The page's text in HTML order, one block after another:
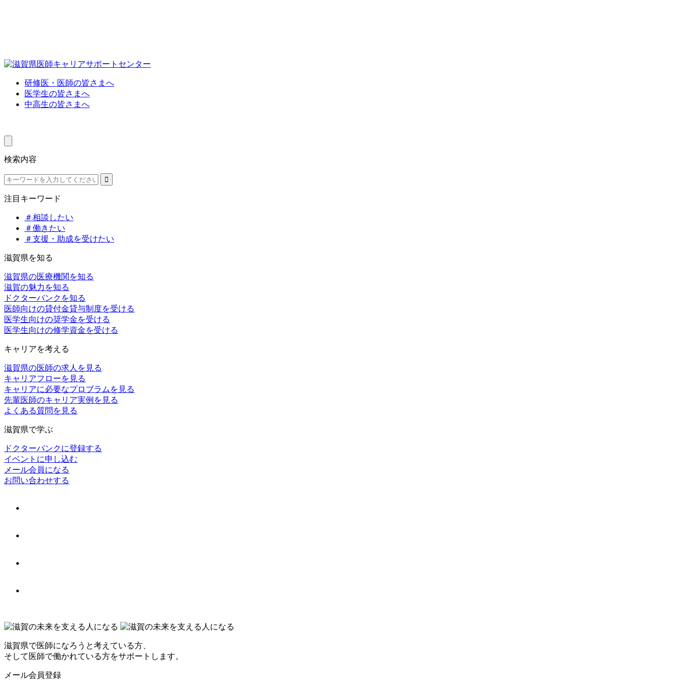
研修医・医師の皆さまへ
医学生の皆さまへ
中高生の皆さまへ
検索内容
注目キーワード
＃相談したい
＃働きたい
＃支援・助成を受けたい
滋賀県を知る
滋賀県の医療機関を知る
滋賀の魅力を知る
ドクターバンクを知る
医師向けの貸付金貸与制度を受ける
医学生向けの奨学金を受ける
医学生向けの修学資金を受ける
キャリアを考える
滋賀県の医師の求人を見る
キャリアフローを見る
キャリアに必要なプロブラムを見る
先輩医師のキャリア実例を見る
よくある質問を見る
滋賀県で学ぶ
ドクターバンクに登録する
イベントに申し込む
メール会員になる
お問い合わせする
滋賀県で医師になろうと考えている方、
そして医師で働かれている方をサポートします。
メール会員登録